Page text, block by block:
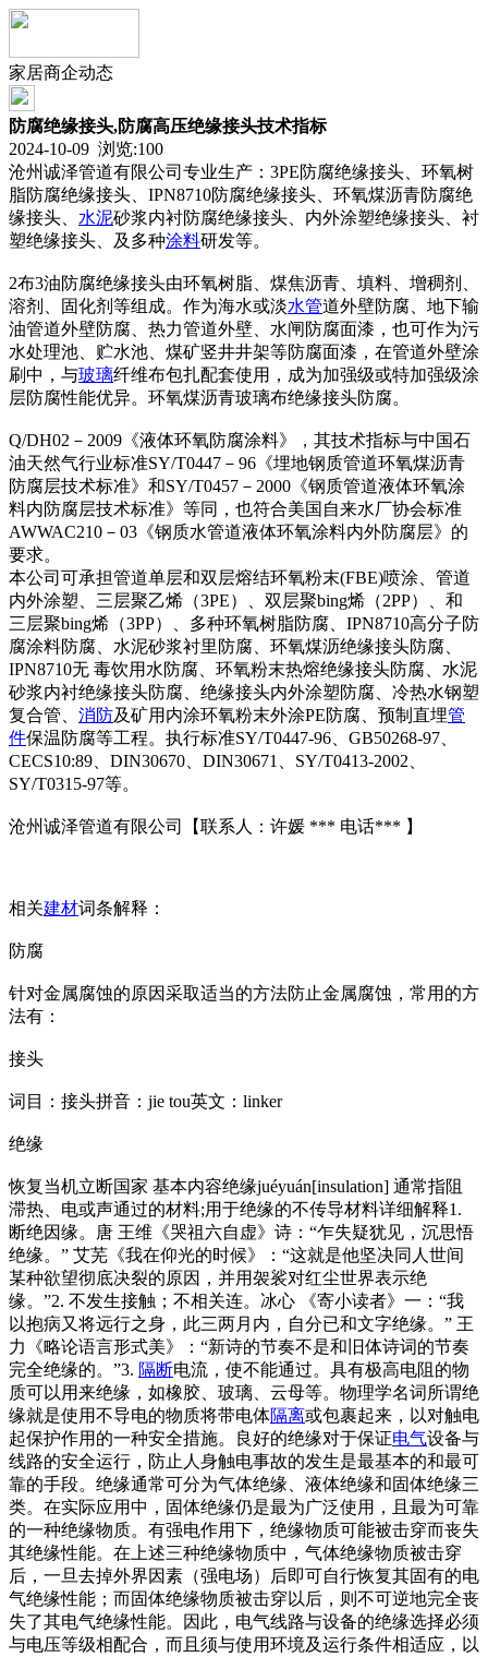
家居商企动态
防腐绝缘接头,防腐高压绝缘接头技术指标
2024-10-09 浏览:100
沧州诚泽管道有限公司专业生产：3PE防腐绝缘接头、环氧树
脂防腐绝缘接头、IPN8710防腐绝缘接头、环氧煤沥青防腐绝
缘接头、 水泥砂浆内衬防腐绝缘接头、内外涂塑绝缘接头、衬
塑绝缘接头、及多种涂料研发等。
2布3油防腐绝缘接头由环氧树脂、煤焦沥青、填料、增稠剂、
溶剂、固化剂等组成。作为海水或淡水管道外壁防腐、地下输
油管道外壁防腐、热力管道外壁、水闸防腐面漆，也可作为污
水处理池、贮水池、煤矿竖井井架等防腐面漆，在管道外壁涂
刷中，与玻璃纤维布包扎配套使用，成为加强级或特加强级涂
层防腐性能优异。环氧煤沥青玻璃布绝缘接头防腐。
Q/DH02－2009《液体环氧防腐涂料》，其技术指标与中国石
油天然气行业标准SY/T0447－96《埋地钢质管道环氧煤沥青
防腐层技术标准》和SY/T0457－2000《钢质管道液体环氧涂
料内防腐层技术标准》等同，也符合美国自来水厂协会标准
AWWAC210－03《钢质水管道液体环氧涂料内外防腐层》的
要求。
本公司可承担管道单层和双层熔结环氧粉末(FBE)喷涂、管道
内外涂塑、三层聚乙烯（3PE）、双层聚bing烯（2PP）、和
三层聚bing烯（3PP）、多种环氧树脂防腐、IPN8710高分子防
腐涂料防腐、水泥砂浆衬里防腐、环氧煤沥绝缘接头防腐、
IPN8710无 毒饮用水防腐、环氧粉末热熔绝缘接头防腐、水泥
砂浆内衬绝缘接头防腐、绝缘接头内外涂塑防腐、冷热水钢塑
复合管、 消防及矿用内涂环氧粉末外涂PE防腐、预制直埋管
件保温防腐等工程。执行标准SY/T0447-96、GB50268-97、
CECS10:89、DIN30670、DIN30671、SY/T0413-2002、
SY/T0315-97等。
沧州诚泽管道有限公司【联系人：许媛 *** 电话*** 】
相关建材词条解释：
防腐
针对金属腐蚀的原因采取适当的方法防止金属腐蚀，常用的方
法有：
接头
词目：接头拼音：jie tou英文：linker
绝缘
恢复当机立断国家 基本内容绝缘juéyuán[insulation] 通常指阻
滞热、电或声通过的材料;用于绝缘的不传导材料详细解释1.
断绝因缘。唐 王维《哭祖六自虚》诗：“乍失疑犹见，沉思悟
绝缘。” 艾芜《我在仰光的时候》：“这就是他坚决同人世间
某种欲望彻底决裂的原因，并用袈裟对红尘世界表示绝
缘。”2. 不发生接触；不相关连。冰心 《寄小读者》一：“我
以抱病又将远行之身，此三两月内，自分已和文字绝缘。” 王
力《略论语言形式美》：“新诗的节奏不是和旧体诗词的节奏
完全绝缘的。”3. 隔断电流，使不能通过。具有极高电阻的物
质可以用来绝缘，如橡胶、玻璃、云母等。物理学名词所谓绝
缘就是使用不导电的物质将带电体隔离或包裹起来，以对触电
起保护作用的一种安全措施。良好的绝缘对于保证电气设备与
线路的安全运行，防止人身触电事故的发生是最基本的和最可
靠的手段。绝缘通常可分为气体绝缘、液体绝缘和固体绝缘三
类。在实际应用中，固体绝缘仍是最为广泛使用，且最为可靠
的一种绝缘物质。有强电作用下，绝缘物质可能被击穿而丧失
其绝缘性能。在上述三种绝缘物质中，气体绝缘物质被击穿
后，一旦去掉外界因素（强电场）后即可自行恢复其固有的电
气绝缘性能；而固体绝缘物质被击穿以后，则不可逆地完全丧
失了其电气绝缘性能。因此，电气线路与设备的绝缘选择必须
与电压等级相配合，而且须与使用环境及运行条件相适应，以